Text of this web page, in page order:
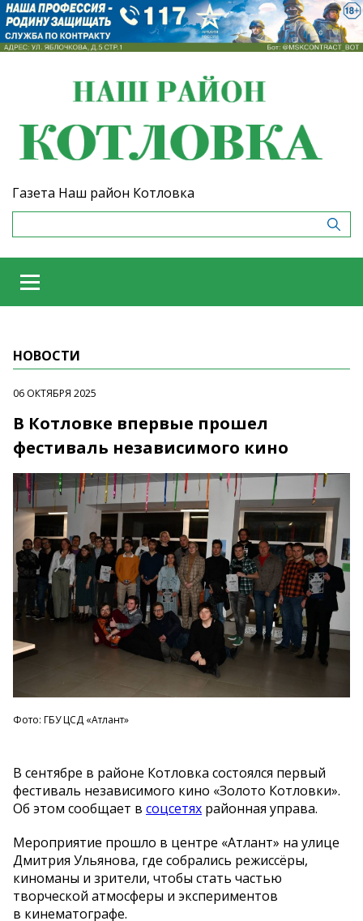
Газета Наш район Котловка
НОВОСТИ
06 ОКТЯБРЯ 2025
В Котловке впервые прошел
фестиваль независимого кино
Фото: ГБУ ЦСД «Атлант»
В сентябре в районе Котловка состоялся первый
фестиваль независимого кино «Золото Котловки».
Об этом сообщает в соцсетях районная управа.
Мероприятие прошло в центре «Атлант» на улице
Дмитрия Ульянова, где собрались режиссёры,
киноманы и зрители, чтобы стать частью
творческой атмосферы и экспериментов
в кинематографе.